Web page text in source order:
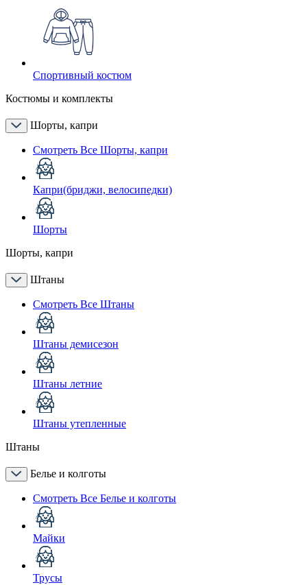
Спортивный костюм
Костюмы и комплекты
Шорты, капри
Смотреть Все Шорты, капри
Капри(бриджи, велосипедки)
Шорты
Шорты, капри
Штаны
Смотреть Все Штаны
Штаны демисезон
Штаны летние
Штаны утепленные
Штаны
Белье и колготы
Смотреть Все Белье и колготы
Майки
Трусы